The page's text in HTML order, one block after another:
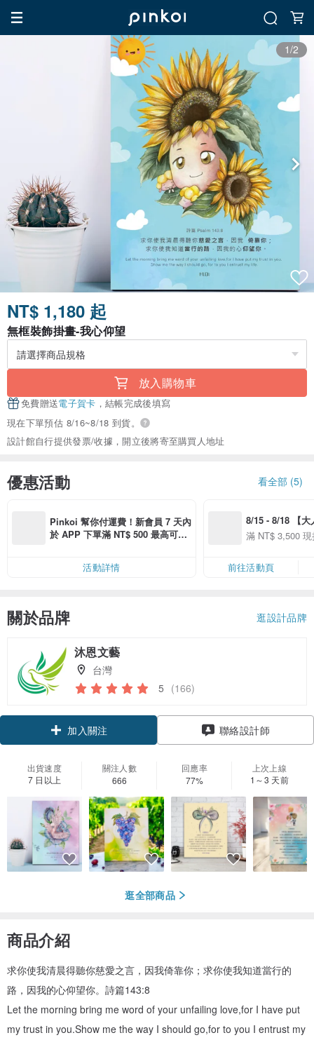
1/2
NT$ 1,180 起
無框裝飾掛畫-我心仰望
放入購物車
免費贈送電子賀卡 ，結帳完成後填寫
現在下單預估 8/16~8/18 到貨。
設計館自行提供發票/收據，開立後將寄至購買人地址
優惠活動 看全部 (5)
Pinkoi 幫你付運費！新會員 7 天內
於 APP 下單滿 NT$ 500 最高可折
活動詳情
8/15 - 8/18 【大
季】滿
滿 NT$ 3,500
前往活動頁
關於品牌 逛設計品牌
沐恩文藝
台灣
5 (166)
加入關注 聯絡設計師
出貨速度
7 日以上
關注人數
666
回應率
77%
上次上線
1～3 天前
逛全部商品
商品介紹
求你使我清晨得聽你慈愛之言，因我倚靠你；求你使我知道當行的
路，因我的心仰望你。詩篇143:8
Let the morning bring me word of your unfailing love,for I have put
my trust in you.Show me the way I should go,for to you I entrust my